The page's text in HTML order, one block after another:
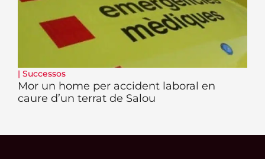
| Successos
Mor un home per accident laboral en
caure d’un terrat de Salou